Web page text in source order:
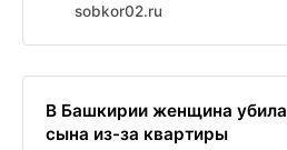
sobkor02.ru
В Башкирии женщина убила
сына из-за квартиры